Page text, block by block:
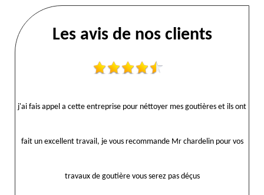
Les avis de nos clients
j'ai fais appel a cette entreprise pour néttoyer mes goutières et ils ont
fait un excellent travail, je vous recommande Mr chardelin pour vos
travaux de goutière vous serez pas déçus